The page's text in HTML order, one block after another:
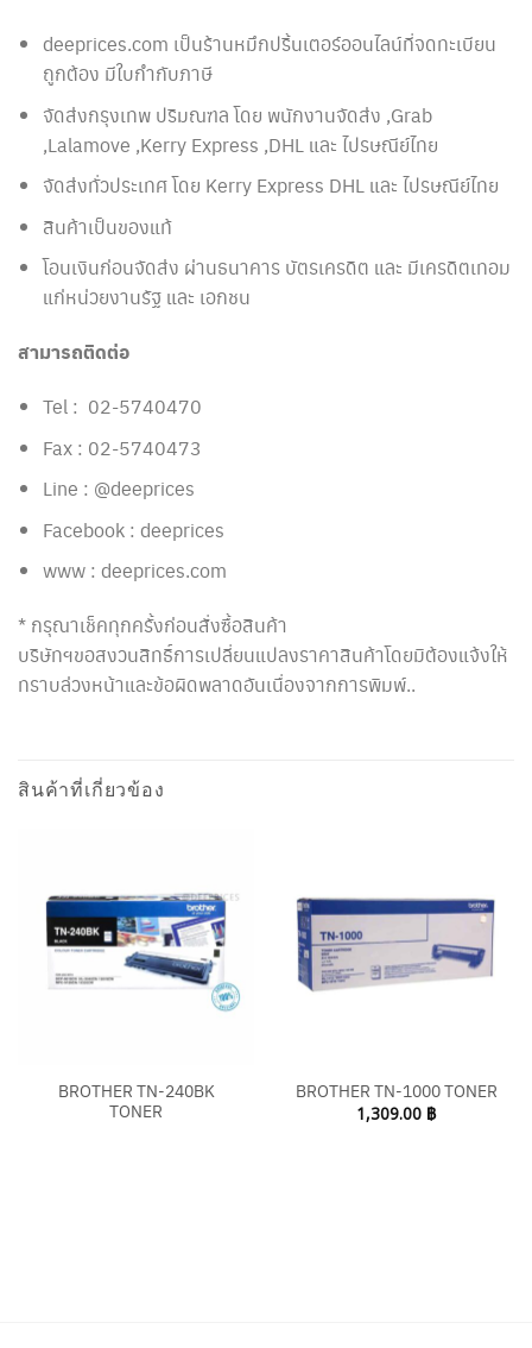
deeprices.com เป็นร้านหมึกปริ้นเตอร์ออนไลน์ที่จดทะเบียน
ถูกต้อง มีใบกำกับภาษี
จัดส่งกรุงเทพ ปริมณฑล โดย พนักงานจัดส่ง ,Grab
,Lalamove ,Kerry Express ,DHL และ ไปรษณีย์ไทย
จัดส่งทั่วประเทศ โดย Kerry Express DHL และ ไปรษณีย์ไทย
สินค้าเป็นของแท้
โอนเงินก่อนจัดส่ง ผ่านธนาคาร บัตรเครดิต และ มีเครดิตเทอม
แก่หน่วยงานรัฐ และ เอกชน
สามารถติดต่อ
Tel : 02-5740470
Fax : 02-5740473
Line : @deeprices
Facebook : deeprices
www : deeprices.com
* กรุณาเช็คทุกครั้งก่อนสั่งซื้อสินค้า
บริษัทฯขอสงวนสิทธิ์การเปลี่ยนแปลงราคาสินค้าโดยมิต้องแจ้งให้
ทราบล่วงหน้าและข้อผิดพลาดอันเนื่องจากการพิมพ์..
สินค้าที่เกี่ยวข้อง
BROTHER TN-240BK
TONER
BROTHER TN-1000 TONER
1,309.00 ฿